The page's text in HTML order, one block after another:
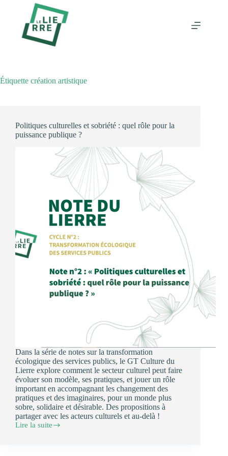
Étiquette création artistique
Politiques culturelles et sobriété : quel rôle pour la
puissance publique ?
Dans la série de notes sur la transformation
écologique des services publics, le GT Culture du
Lierre explore comment le secteur culturel peut faire
évoluer son modèle, ses pratiques, et jouer un rôle
important en accompagnant les changement des
pratiques et des imaginaires, pour un monde plus
sobre, solidaire et désirable. Des propositions à
partager avec les acteurs culturels et au-delà !
Lire la suite
Politiques